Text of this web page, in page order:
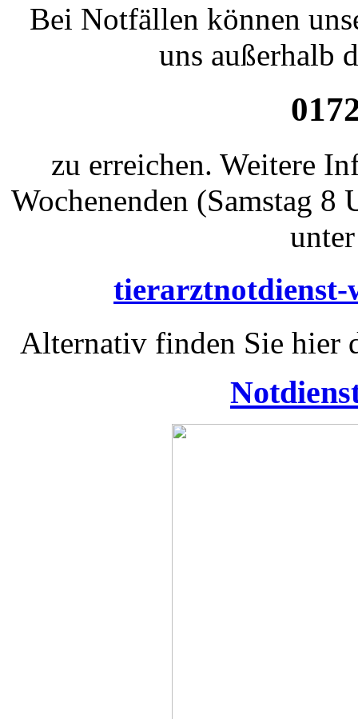
Bei Notfällen können
uns außerhalb
zu erreichen. Weitere
Wochenenden (Samstag
tierarztnotdienst-
Alternativ finden Sie hier